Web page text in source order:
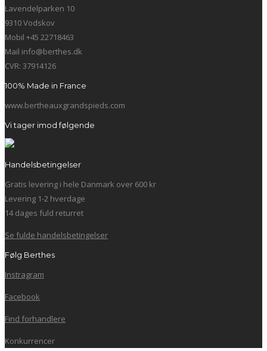
Lavendelparken 10
9310 Vodskov
Mobil +45 22718463
Mail info@berthes.dk
CVR: 37914126
100% Made in France
www.bertheauxgrandspieds.com
Vi tager imod følgende
Handelsbetingelser
Gratis levering i hele Danmark over 600 kr
Levering 1-2 hverdage
14 dages fuld returret
Se fulde handelsbetingelser
Følg Berthes
Instragram
Facebook
Find forhandlere
Konkurrencer